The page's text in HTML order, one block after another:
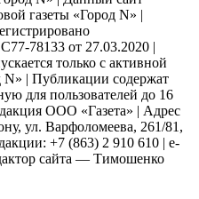
газеты «Город N» |
78133 от 27.03.2020 |
только с активной
| Публикации содержат
для пользователей до 16
ООО «Газета» | Адрес
ул. Варфоломеева, 261/81,
+7 (863) 2 910 610 | e-
сайта — Тимошенко